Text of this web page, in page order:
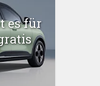
es für